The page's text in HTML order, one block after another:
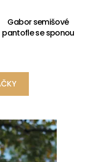
Gabor semišové
pantofle se sponou